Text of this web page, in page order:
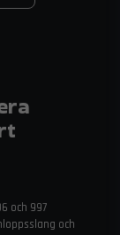
och 997
och